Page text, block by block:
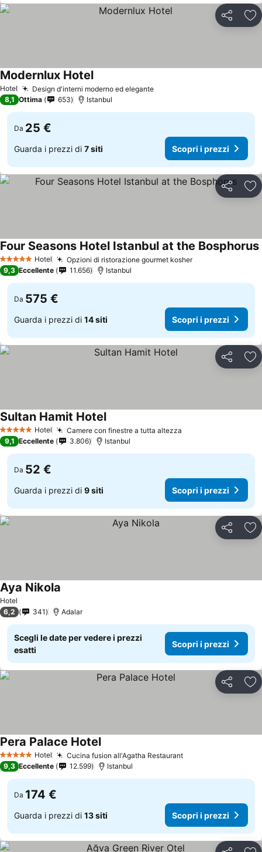
Condividi
Hotel Design d'interni moderno ed eleganteScopri i prezzi
Modernlux HotelScopri i prezzi
8,1 Ottima 653 Istanbul
Da 25 €
Guarda i prezzi di 7 siti Scopri i prezzi
Condividi
5 Stelle Hotel Opzioni di ristorazione gourmet kosherScopri i prezzi
Four Seasons Hotel Istanbul at the Bosphorus
9,3 Eccellente 11.656 Istanbul
Da 575 €
Guarda i prezzi di 14 siti Scopri i prezzi
Condividi
5 Stelle Hotel Camere con finestre a tutta altezza
Sultan Hamit HotelScopri i prezzi
9,1 Eccellente 3.806 Istanbul
Da 52 €
Guarda i prezzi di 9 siti Scopri i prezzi
Condividi
Hotel
Aya Nikola
6,2 341 Adalar
Scegli le date per vedere i prezzi
esatti
Scopri i prezzi
Condividi
5 Stelle Hotel Cucina fusion all'Agatha RestaurantScopri i prezzi
Pera Palace HotelScopri i prezzi
9,3 Eccellente 12.599 Istanbul
Da 174 €
Guarda i prezzi di 13 siti Scopri i prezzi